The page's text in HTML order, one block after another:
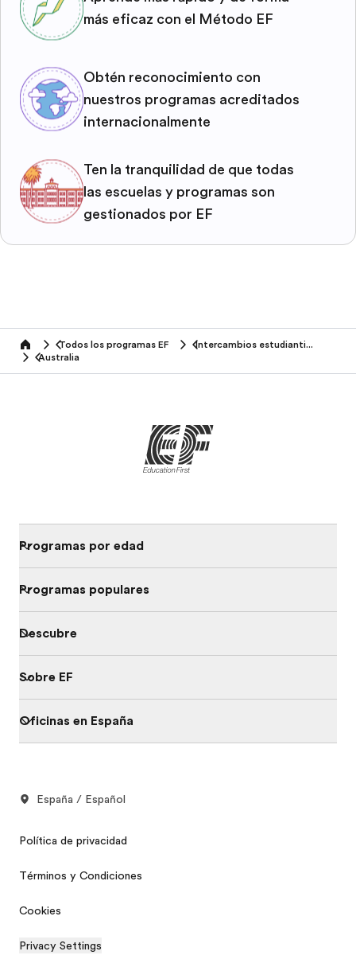
más eficaz con el Método EF
Obtén reconocimiento con
nuestros programas acreditados
internacionalmente
Ten la tranquilidad de que todas
las escuelas y programas son
gestionados por EF
home Todos los programas EF
Intercambios estudiantiles
Australia
Programas por edad
Programas populares
Descubre
Sobre EF
Oficinas en España
España / Español
Política de privacidad
Términos y Condiciones
Cookies
Privacy Settings